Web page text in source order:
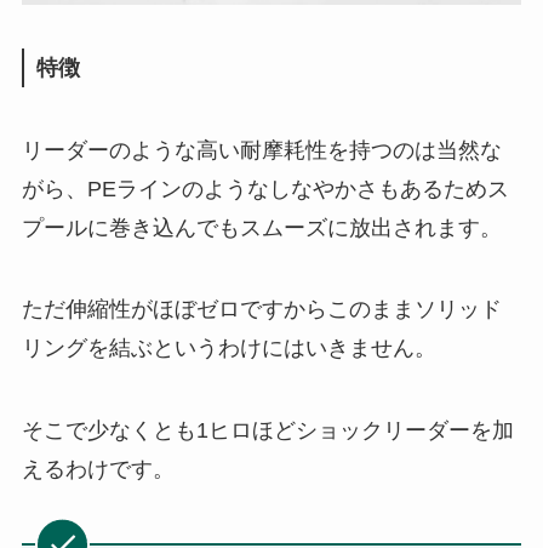
特徴
リーダーのような高い耐摩耗性を持つのは当然な
がら、PEラインのようなしなやかさもあるためス
プールに巻き込んでもスムーズに放出されます。
ただ伸縮性がほぼゼロですからこのままソリッド
リングを結ぶというわけにはいきません。
そこで少なくとも1ヒロほどショックリーダーを加
えるわけです。